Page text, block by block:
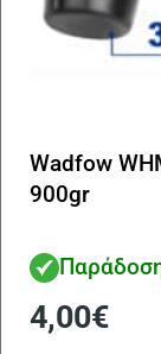
Wadfow
900gr
4,00€